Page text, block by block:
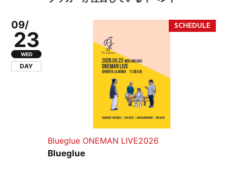
09/
23
WED
DAY
Blueglue ONEMAN LIVE2026
Blueglue